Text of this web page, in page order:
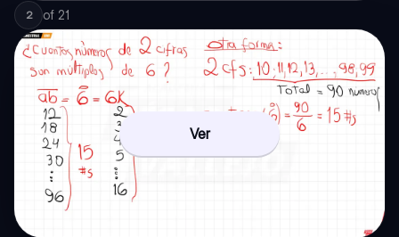
2 of 21
Ver